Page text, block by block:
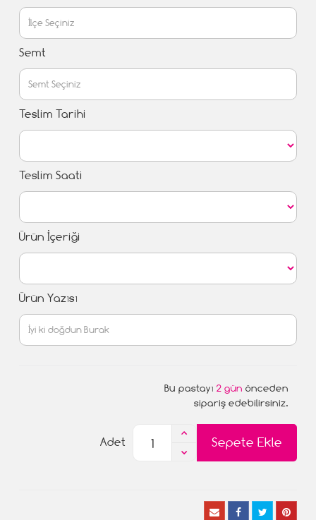
Semt
Teslim Tarihi
Teslim Saati
Ürün İçeriği
Ürün Yazısı
Bu pastayı 2 gün önceden
sipariş edebilirsiniz.
Sepete Ekle
Adet